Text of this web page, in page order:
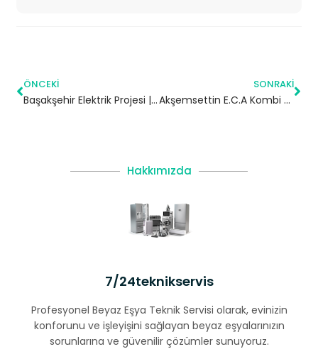
ÖNCEKI
Başakşehir Elektrik Projesi | İstanbul
SONRAKI
Akşemsettin E.C.A Kombi Servisi – Eyüpsultan Yetkili Servis
Hakkımızda
7/24teknikservis
Profesyonel Beyaz Eşya Teknik Servisi olarak, evinizin
konforunu ve işleyişini sağlayan beyaz eşyalarınızın
sorunlarına ve güvenilir çözümler sunuyoruz.